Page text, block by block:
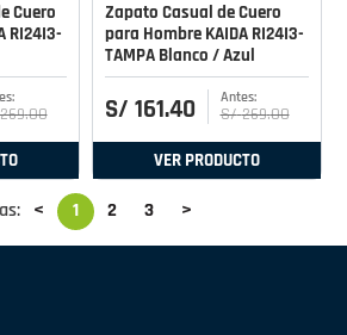
Cuero
RI24I3-
269.00
Zapato Casual de Cuero
para Hombre KAIDA RI24I3-
TAMPA Blanco / Azul
S/ 161.40 S/ 269.00
VER PRODUCTO
< 1 2 3 >